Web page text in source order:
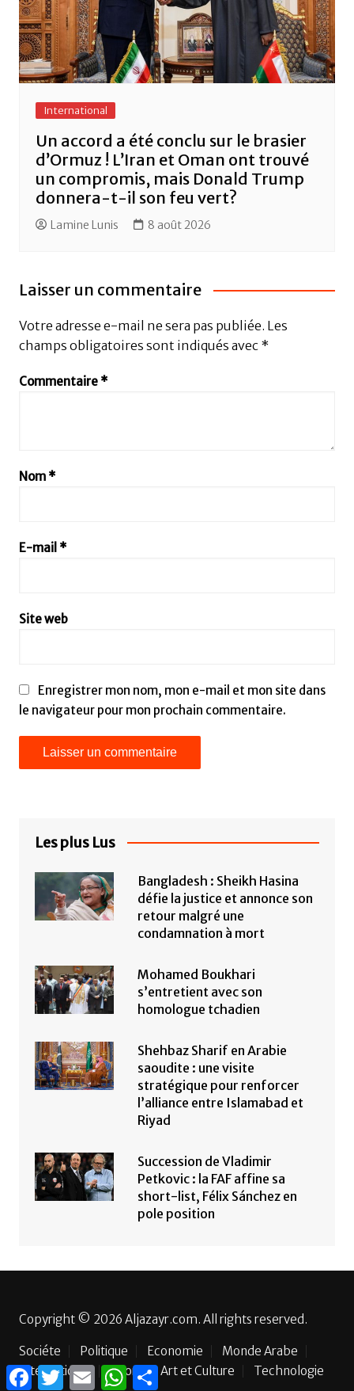
International
Un accord a été conclu sur le brasier
d’Ormuz ! L’Iran et Oman ont trouvé
un compromis, mais Donald Trump
donnera-t-il son feu vert?
Lamine Lunis 8 août 2026
Laisser un commentaire
Votre adresse e-mail ne sera pas publiée. Les
champs obligatoires sont indiqués avec *
Commentaire *
Nom *
E-mail *
Site web
Enregistrer mon nom, mon e-mail et mon site dans
le navigateur pour mon prochain commentaire.
Les plus Lus
Bangladesh : Sheikh Hasina
défie la justice et annonce son
retour malgré une
condamnation à mort
Mohamed Boukhari
s’entretient avec son
homologue tchadien
Shehbaz Sharif en Arabie
saoudite : une visite
stratégique pour renforcer
l’alliance entre Islamabad et
Riyad
Succession de Vladimir
Petkovic : la FAF affine sa
short-list, Félix Sánchez en
pole position
Copyright © 2026 Aljazayr.com. All rights reserved.
Sociéte Politique Economie
Monde Arabe
International
Sport Art et Culture Technologie
F
T
w
E
m
W
h
P